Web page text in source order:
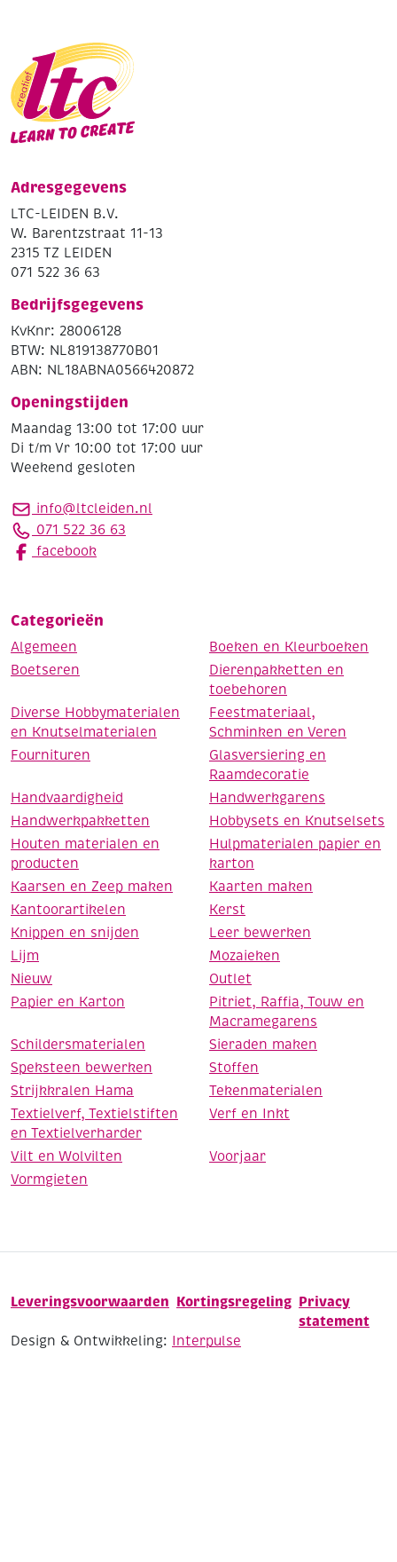
Adresgegevens
LTC-LEIDEN B.V.
W. Barentzstraat 11-13
2315 TZ LEIDEN
071 522 36 63
Bedrijfsgegevens
KvKnr: 28006128
BTW: NL819138770B01
ABN: NL18ABNA0566420872
Openingstijden
Maandag 13:00 tot 17:00 uur
Di t/m Vr 10:00 tot 17:00 uur
Weekend gesloten
info@ltcleiden.nl
071 522 36 63
facebook
Categorieën
Algemeen
Boeken en Kleurboeken
Boetseren
Dierenpakketten en
toebehoren
Diverse Hobbymaterialen
en Knutselmaterialen
Feestmateriaal,
Schminken en Veren
Fournituren
Glasversiering en
Raamdecoratie
Handvaardigheid
Handwerkgarens
Handwerkpakketten
Hobbysets en Knutselsets
Houten materialen en
producten
Hulpmaterialen papier en
karton
Kaarsen en Zeep maken
Kaarten maken
Kantoorartikelen
Kerst
Knippen en snijden
Leer bewerken
Lijm
Mozaieken
Nieuw
Outlet
Papier en Karton
Pitriet, Raffia, Touw en
Macramegarens
Schildersmaterialen
Sieraden maken
Speksteen bewerken
Stoffen
Strijkkralen Hama
Tekenmaterialen
Textielverf, Textielstiften
en Textielverharder
Verf en Inkt
Vilt en Wolvilten
Voorjaar
Vormgieten
Leveringsvoorwaarden Kortingsregeling Privacy
statement
Design & Ontwikkeling: Interpulse